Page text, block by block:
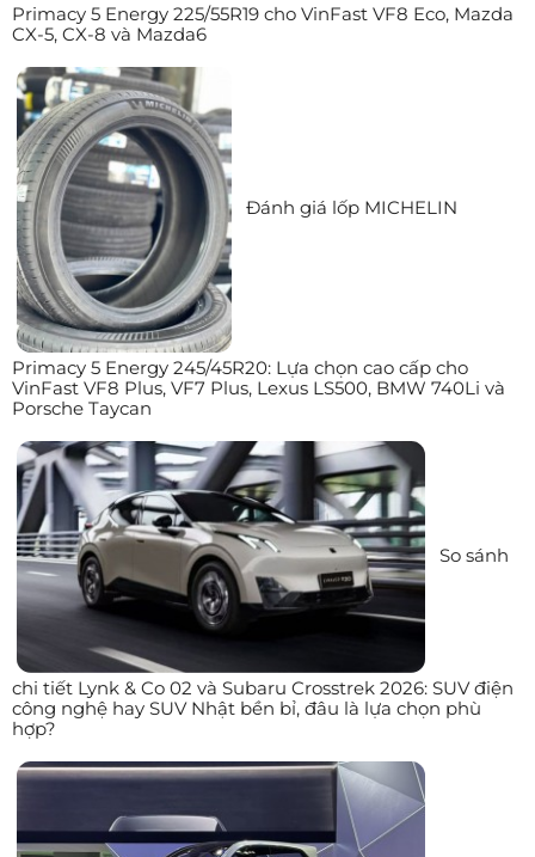
Primacy 5 Energy 225/55R19 cho VinFast VF8 Eco, Mazda
CX-5, CX-8 và Mazda6
Đánh giá lốp MICHELIN
Primacy 5 Energy 245/45R20: Lựa chọn cao cấp cho
VinFast VF8 Plus, VF7 Plus, Lexus LS500, BMW 740Li và
Porsche Taycan
So sánh
chi tiết Lynk & Co 02 và Subaru Crosstrek 2026: SUV điện
công nghệ hay SUV Nhật bền bỉ, đâu là lựa chọn phù
hợp?